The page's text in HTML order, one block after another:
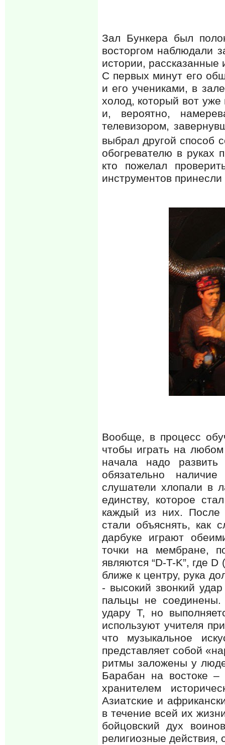
Зал Бункера был
восторгом наблюдали
истории, рассказанные
С первых минут его
и его учениками, в
холод, который вот
и, вероятно,
телевизором,
выбрал другой способ
обогревателю в руках
кто пожелал
инструментов
Вообще, в процесс
чтобы играть на
начала надо
обязательно
слушатели хлопали в
единству, которое
каждый из них. После
стали объяснять, как
дарбуке играют
точки на мембране,
являются “D-T-K”, где
ближе к центру, рука
- высокий звонкий
пальцы не соединены.
удару Т, но
используют учителя
что музыкальное
представляет собой
ритмы заложены у
Барабан на востоке –
хранителем
Азиатские и
в течение всей их
бойцовский дух
религиозные действия,